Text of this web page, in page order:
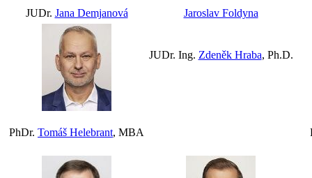
JUDr. Jana Demjanová Jaroslav Foldyna
PhDr. Tomáš Helebrant, MBA
JUDr. Ing. Zdeněk Hraba, Ph.D.